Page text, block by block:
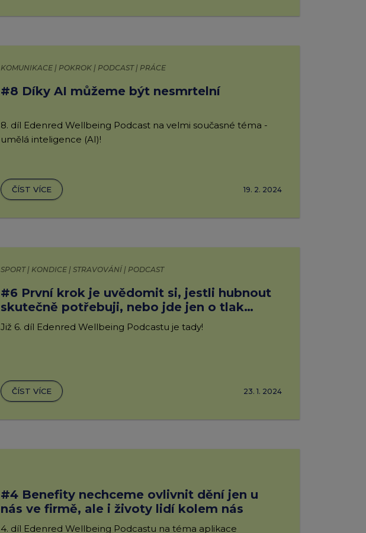
KOMUNIKACE | POKROK | PODCAST | PRÁCE
#8 Díky AI můžeme být nesmrtelní
8. díl Edenred Wellbeing Podcast na velmi současné téma -
umělá inteligence (AI)!
ČÍST VÍCE 19. 2. 2024
SPORT | KONDICE | STRAVOVÁNÍ | PODCAST
#6 První krok je uvědomit si, jestli hubnout
skutečně potřebuji, nebo jde jen o tlak
společnosti
Již 6. díl Edenred Wellbeing Podcastu je tady!
ČÍST VÍCE 23. 1. 2024
#4 Benefity nechceme ovlivnit dění jen u
nás ve firmě, ale i životy lidí kolem nás
4. díl Edenred Wellbeing Podcastu na téma aplikace